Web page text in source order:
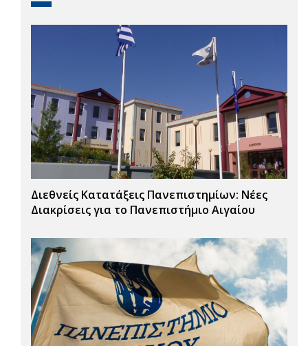
Διεθνείς Κατατάξεις Πανεπιστημίων: Νέες
Διακρίσεις για το Πανεπιστήμιο Αιγαίου